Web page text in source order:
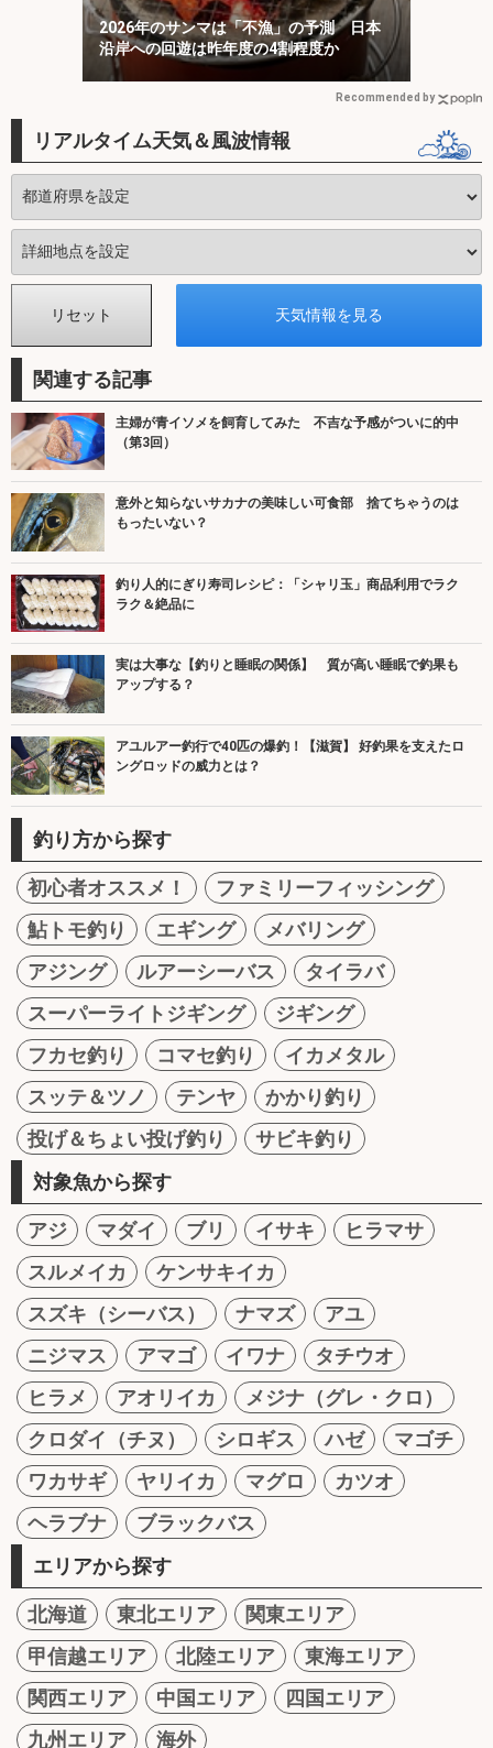
2026年のサンマは「不漁」の予測 日本
沿岸への回遊は昨年度の4割程度か
Recommended by
リアルタイム天気＆風波情報
関連する記事
主婦が青イソメを飼育してみた 不吉な予感がついに的中
（第3回）
意外と知らないサカナの美味しい可食部 捨てちゃうのは
もったいない？
釣り人的にぎり寿司レシピ：「シャリ玉」商品利用でラク
ラク＆絶品に
実は大事な【釣りと睡眠の関係】 質が高い睡眠で釣果も
アップする？
アユルアー釣行で40匹の爆釣！【滋賀】 好釣果を支えたロ
ングロッドの威力とは？
釣り方から探す
初心者オススメ！
ファミリーフィッシング
鮎トモ釣り
エギング
メバリング
アジング
ルアーシーバス
タイラバ
スーパーライトジギング
ジギング
フカセ釣り
コマセ釣り
イカメタル
スッテ＆ツノ
テンヤ
かかり釣り
投げ＆ちょい投げ釣り
サビキ釣り
対象魚から探す
アジ マダイ ブリ イサキ
ヒラマサ
スルメイカ
ケンサキイカ
スズキ（シーバス）
ナマズ
アユ
ニジマス
アマゴ イワナ
タチウオ
ヒラメ
アオリイカ
メジナ（グレ・クロ）
クロダイ（チヌ）
シロギス ハゼ
マゴチ
ワカサギ
ヤリイカ マグロ
カツオ
ヘラブナ
ブラックバス
エリアから探す
北海道 東北エリア
関東エリア
甲信越エリア
北陸エリア
東海エリア
関西エリア
中国エリア
四国エリア
九州エリア
海外